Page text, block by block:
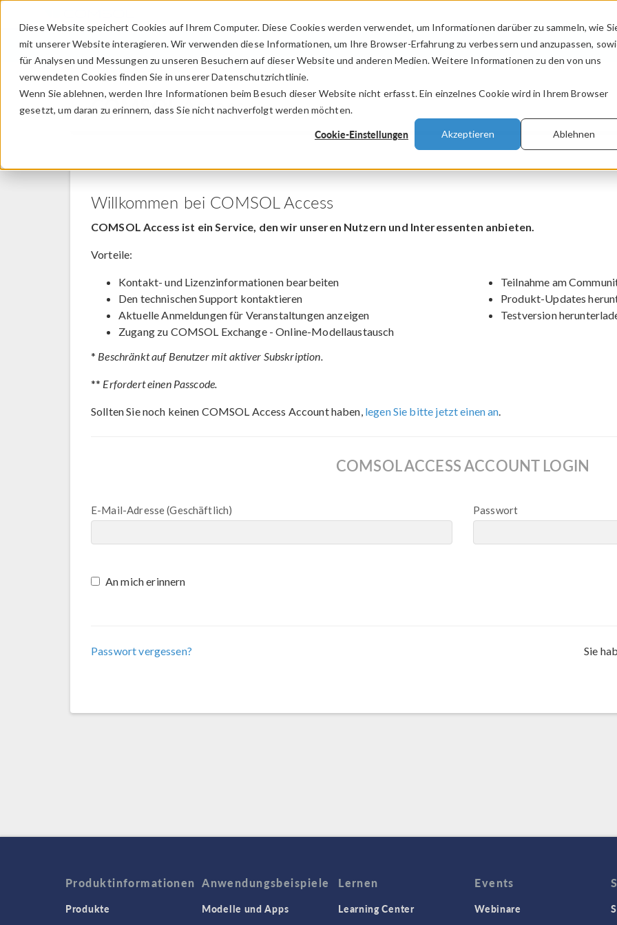
Diese Website speichert Cookies auf Ihrem Computer. Diese Cookies werden verwendet, um Informationen darüber zu sammeln, wie
mit unserer Website interagieren. Wir verwenden diese Informationen, um Ihre Browser-Erfahrung zu verbessern und anzupassen,
für Analysen und Messungen zu unseren Besuchern auf dieser Website und anderen Medien. Weitere Informationen zu den von uns
verwendeten Cookies finden Sie in unserer Datenschutzrichtlinie.
Wenn Sie ablehnen, werden Ihre Informationen beim Besuch dieser Website nicht erfasst. Ein einzelnes Cookie wird in Ihrem Browser
gesetzt, um daran zu erinnern, dass Sie nicht nachverfolgt werden möchten.
Cookie-Einstellungen Akzeptieren Ablehnen
PRODUKTE BRANCHEN VIDEOS
COMSOL Access
Willkommen bei COMSOL Access
COMSOL Access ist ein Service, den wir unseren Nutzern und Interessenten anbieten.
Vorteile:
Kontakt- und Lizenzinformationen bearbeiten
Den technischen Support kontaktieren
Aktuelle Anmeldungen für Veranstaltungen anzeigen
Zugang zu COMSOL Exchange - Online-Modellaustausch
Teilnahme am
Produkt-Updates
Testversion
* Beschränkt auf Benutzer mit aktiver Subskription.
** Erfordert einen Passcode.
Sollten Sie noch keinen COMSOL Access Account haben, legen Sie bitte jetzt einen an.
COMSOL ACCESS ACCOUNT LOGIN
E-Mail-Adresse (Geschäftlich) Passwort
An mich erinnern
Passwort vergessen? Sie
Produktinformationen
Produkte
Anwendungsbeispiele
Modelle und Apps
Lernen
Learning Center
Events
Webinare